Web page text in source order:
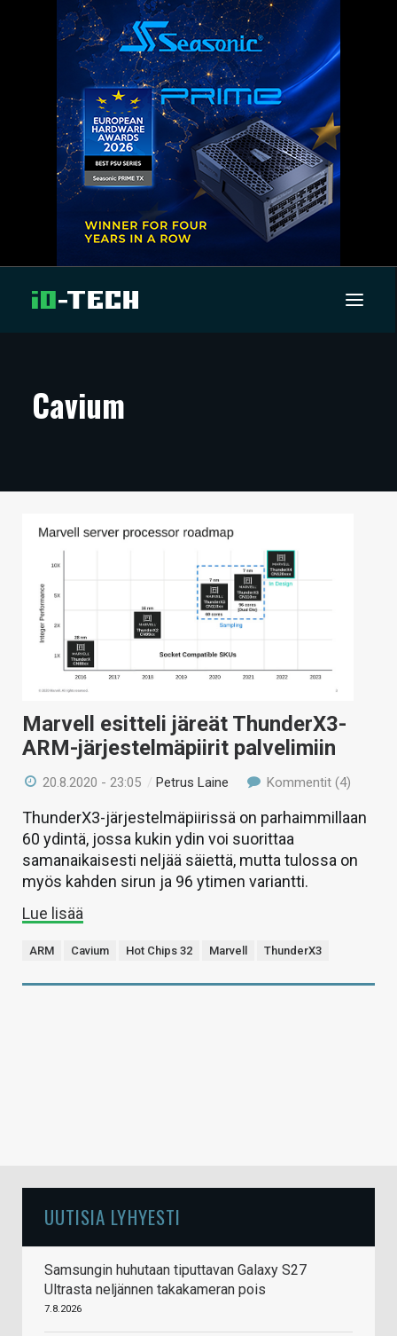
ARTIKKELIT
TECHBBS
TIETOA
HINTA.FI
KAUPPA
VAIHDA TEEMA
HAKU
Cavium
Marvell esitteli järeät ThunderX3-
ARM-järjestelmäpiirit palvelimiin
20.8.2020 - 23:05 /Petrus Laine Kommentit (4)
ThunderX3-järjestelmäpiirissä on parhaimmillaan
60 ydintä, jossa kukin ydin voi suorittaa
samanaikaisesti neljää säiettä, mutta tulossa on
myös kahden sirun ja 96 ytimen variantti.
Lue lisää
ARM Cavium Hot Chips 32 Marvell ThunderX3
UUTISIA LYHYESTI
Samsungin huhutaan tiputtavan Galaxy S27
Ultrasta neljännen takakameran pois
7.8.2026